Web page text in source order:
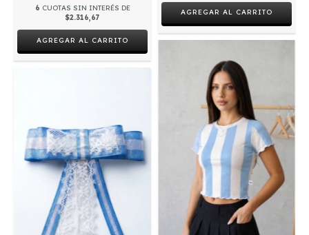
6 CUOTAS SIN INTERÉS DE
$2.316,67
AGREGAR AL CARRITO